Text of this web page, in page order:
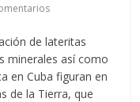
de lateritas
minerales así como
en Cuba figuran en
de la Tierra, que